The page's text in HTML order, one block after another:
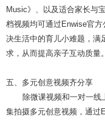
Music》、以及适合家长与
档视频均可通过Enwise官
决生活中的育儿小难题，满
求，从而提高亲子互动质量。
五、多元创意视频齐分享
除微课视频和一对一线
集拍摄多元创意视频，通过